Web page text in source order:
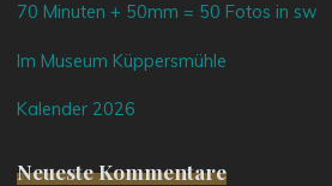
70 Minuten + 50mm = 50 Fotos in sw
Im Museum Küppersmühle
Kalender 2026
Neueste Kommentare